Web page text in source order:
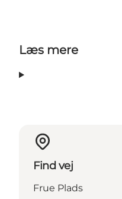
Læs mere
Find vej
Frue Plads